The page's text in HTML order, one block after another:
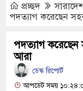
ড. ইউনূসকে প্রস্তাব দেয়নি
সঙ্গে দেশে ফিরতে চান
বাসভবনে
প্রচ্ছদ
পদত্যাগ করেছেন
পদত্যাগ করেছেন
আরা
ডেস্ক রিপোর্ট
আপডেট সময়